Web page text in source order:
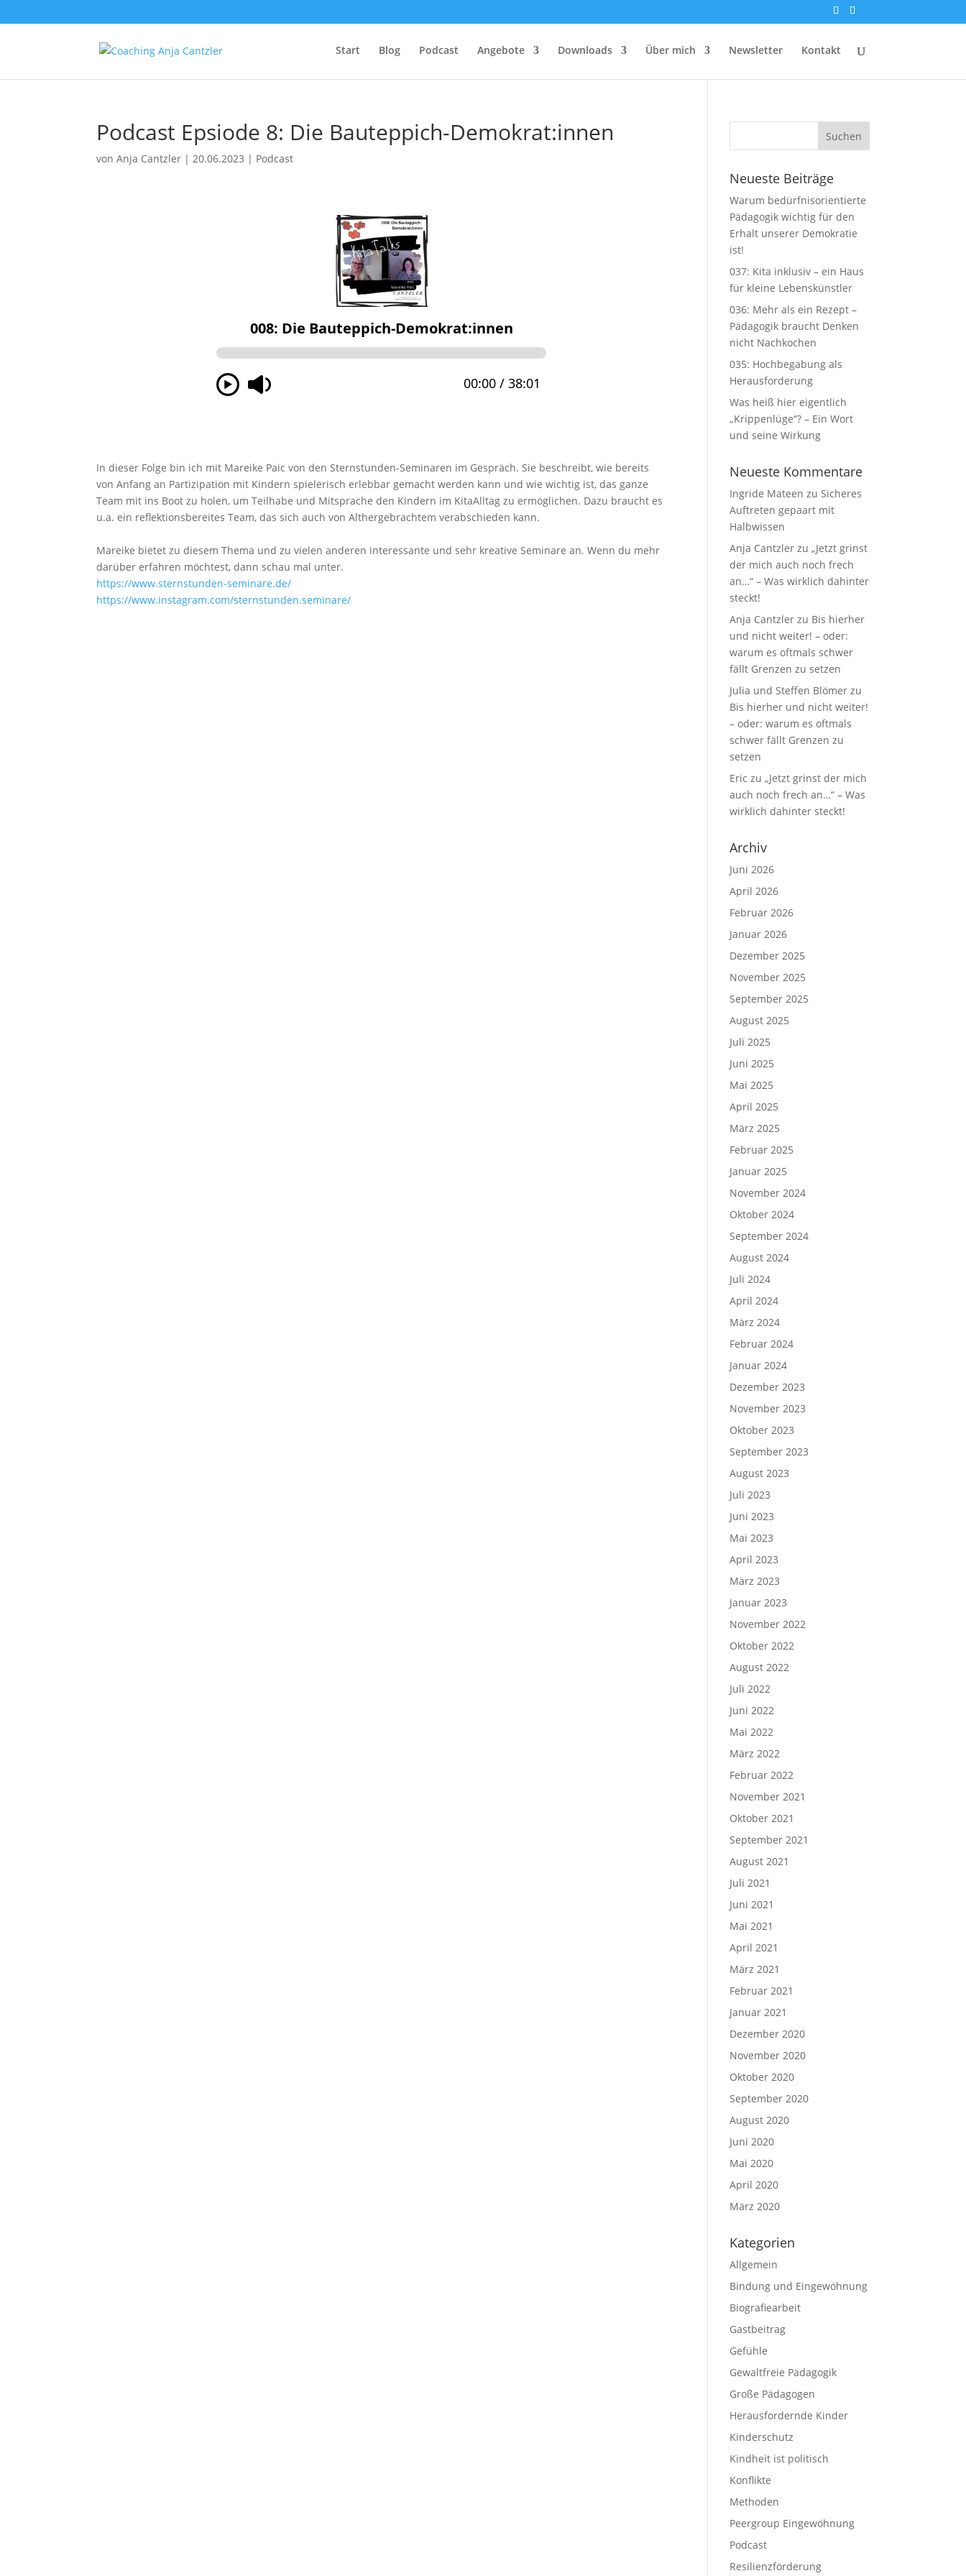
Start Blog Podcast Angebote Downloads Über mich Newsletter Kontakt
Podcast Epsiode 8: Die Bauteppich-Demokrat:innen
vonAnja Cantzler |20.06.2023 | Podcast
In dieser Folge bin ich mit Mareike Paic von den Sternstunden-Seminaren im Gespräch. Sie beschreibt, wie bereits
von Anfang an Partizipation mit Kindern spielerisch erlebbar gemacht werden kann und wie wichtig ist, das ganze
Team mit ins Boot zu holen, um Teilhabe und Mitsprache den Kindern im KitaAlltag zu ermöglichen. Dazu braucht es
u.a. ein reflektionsbereites Team, das sich auch von Althergebrachtem verabschieden kann.
Mareike bietet zu diesem Thema und zu vielen anderen interessante und sehr kreative Seminare an. Wenn du mehr
darüber erfahren möchtest, dann schau mal unter.
https://www.sternstunden-seminare.de/
https://www.instagram.com/sternstunden.seminare/
Neueste Beiträge
Warum bedürfnisorientierte
Pädagogik wichtig für den
Erhalt unserer Demokratie
ist!
037: Kita inklusiv – ein Haus
für kleine Lebenskünstler
036: Mehr als ein Rezept –
Pädagogik braucht Denken
nicht Nachkochen
035: Hochbegabung als
Herausforderung
Was heiß hier eigentlich
„Krippenlüge“? – Ein Wort
und seine Wirkung
Neueste Kommentare
Ingride Mateen zuSicheres
Auftreten gepaart mit
Halbwissen
Anja Cantzler zu„Jetzt grinst
der mich auch noch frech
an…“ – Was wirklich dahinter
steckt!
Anja Cantzler zu Bis hierher
und nicht weiter! – oder:
warum es oftmals schwer
fällt Grenzen zu setzen
Julia und Steffen Blömer zu
Bis hierher und nicht weiter!
– oder: warum es oftmals
schwer fällt Grenzen zu
setzen
Eric zu„Jetzt grinst der mich
auch noch frech an…“ – Was
wirklich dahinter steckt!
Archiv
Juni 2026
April 2026
Februar 2026
Januar 2026
Dezember 2025
November 2025
September 2025
August 2025
Juli 2025
Juni 2025
Mai 2025
April 2025
März 2025
Februar 2025
Januar 2025
November 2024
Oktober 2024
September 2024
August 2024
Juli 2024
April 2024
März 2024
Februar 2024
Januar 2024
Dezember 2023
November 2023
Oktober 2023
September 2023
August 2023
Juli 2023
Juni 2023
Mai 2023
April 2023
März 2023
Januar 2023
November 2022
Oktober 2022
August 2022
Juli 2022
Juni 2022
Mai 2022
März 2022
Februar 2022
November 2021
Oktober 2021
September 2021
August 2021
Juli 2021
Juni 2021
Mai 2021
April 2021
März 2021
Februar 2021
Januar 2021
Dezember 2020
November 2020
Oktober 2020
September 2020
August 2020
Juni 2020
Mai 2020
April 2020
März 2020
Kategorien
Allgemein
Bindung und Eingewöhnung
Biografiearbeit
Gastbeitrag
Gefühle
Gewaltfreie Pädagogik
Große Pädagogen
Herausfordernde Kinder
Kinderschutz
Kindheit ist politisch
Konflikte
Methoden
Peergroup Eingewöhnung
Podcast
Resilienzförderung